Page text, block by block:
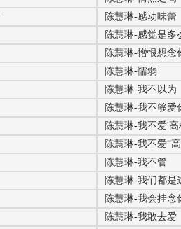
陈慧琳-感动味蕾
陈慧琳-感觉是多
陈慧琳-憎恨想念
陈慧琳-懦弱
陈慧琳-我不以为
陈慧琳-我不够爱
陈慧琳-我不爱'高
陈慧琳-我不爱“
陈慧琳-我不管
陈慧琳-我们都是
陈慧琳-我会挂念
陈慧琳-我敢去爱